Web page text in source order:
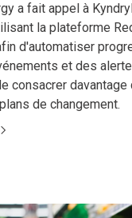
a fait appel à
la plateforme
d'automatiser
et des
consacrer
de changement.